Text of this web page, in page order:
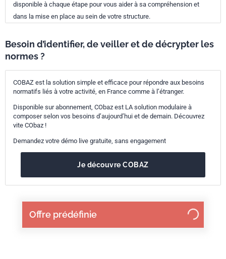
Offre prédéfinie
disponible à chaque étape pour vous aider à sa compréhension et
dans la mise en place au sein de votre structure.
Besoin d’identifier, de veiller et de décrypter les
normes ?
COBAZ est la solution simple et efficace pour répondre aux besoins
normatifs liés à votre activité, en France comme à l’étranger.
Disponible sur abonnement, CObaz est LA solution modulaire à
composer selon vos besoins d’aujourd’hui et de demain. Découvrez
vite CObaz !
Demandez votre démo live gratuite, sans engagement
Je découvre COBAZ